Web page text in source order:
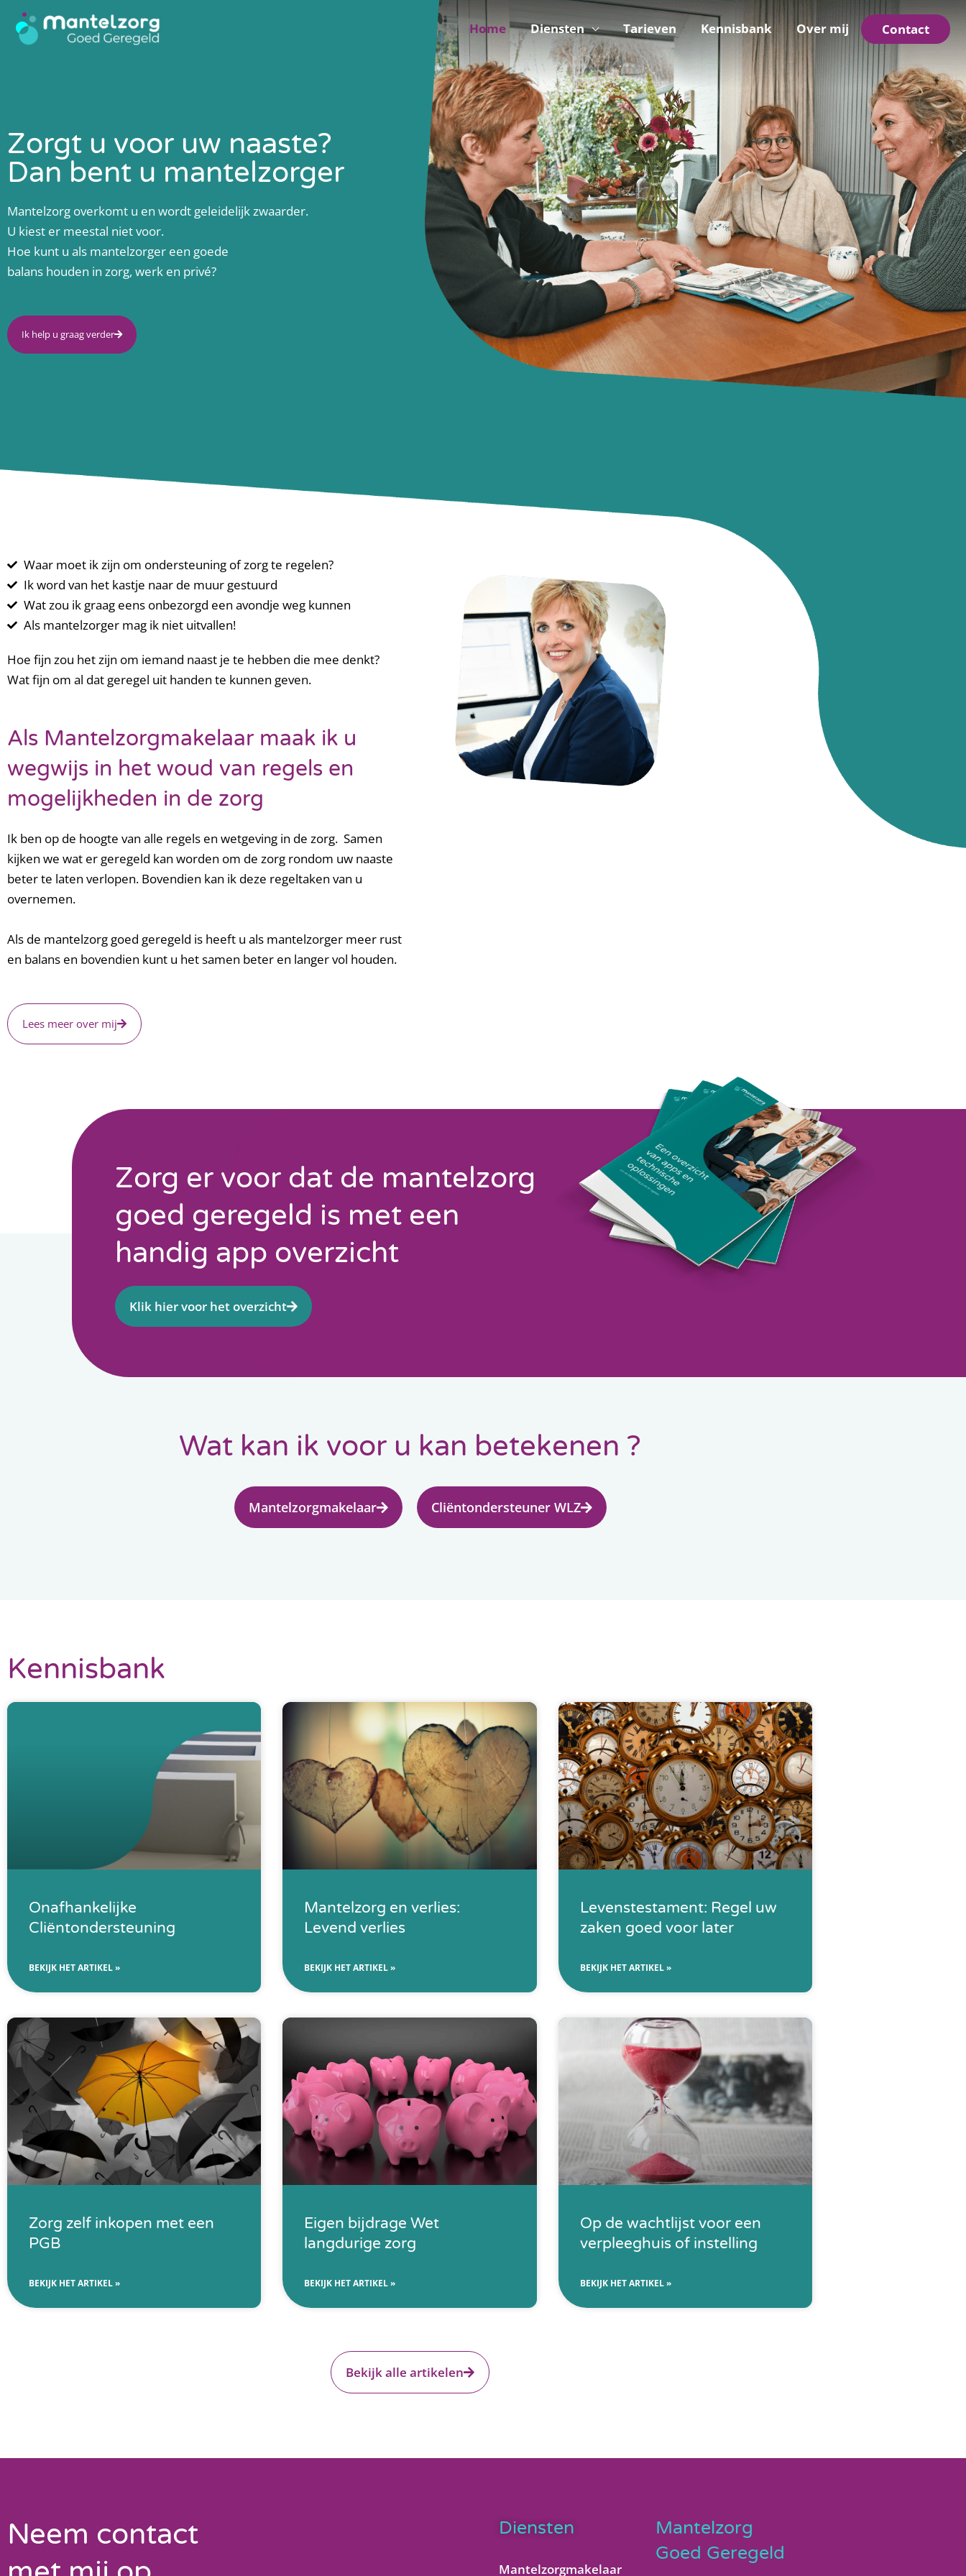
naar
Home Diensten Tarieven Kennisbank Over mij Contact
Zorgt u voor uw naaste?
Dan bent u mantelzorger
Mantelzorg overkomt u en wordt geleidelijk zwaarder.
U kiest er meestal niet voor.
Hoe kunt u als mantelzorger een goede
balans houden in zorg, werk en privé?
Ik help u graag verder
Waar moet ik zijn om ondersteuning of zorg te regelen?
Ik word van het kastje naar de muur gestuurd
Wat zou ik graag eens onbezorgd een avondje weg kunnen
Als mantelzorger mag ik niet uitvallen!
Hoe fijn zou het zijn om iemand naast je te hebben die mee denkt?
Wat fijn om al dat geregel uit handen te kunnen geven.
Als Mantelzorgmakelaar maak ik u
wegwijs in het woud van regels en
mogelijkheden in de zorg
Ik ben op de hoogte van alle regels en wetgeving in de zorg. Samen
kijken we wat er geregeld kan worden om de zorg rondom uw naaste
beter te laten verlopen. Bovendien kan ik deze regeltaken van u
overnemen.
Als de mantelzorg goed geregeld is heeft u als mantelzorger meer rust
en balans en bovendien kunt u het samen beter en langer vol houden.
Lees meer over mij
Zorg er voor dat de mantelzorg
goed geregeld is met een
handig app overzicht
Klik hier voor het overzicht
Wat kan ik voor u kan betekenen ?
Mantelzorgmakelaar Cliëntondersteuner WLZ
Kennisbank
Onafhankelijke
Cliëntondersteuning
BEKIJK HET ARTIKEL »
Mantelzorg en verlies:
Levend verlies
BEKIJK HET ARTIKEL »
Levenstestament: Regel uw
zaken goed voor later
BEKIJK HET ARTIKEL »
Zorg zelf inkopen met een
PGB
BEKIJK HET ARTIKEL »
Eigen bijdrage Wet
langdurige zorg
BEKIJK HET ARTIKEL »
Op de wachtlijst voor een
verpleeghuis of instelling
BEKIJK HET ARTIKEL »
Bekijk alle artikelen
Neem contact
Diensten
Mantelzorgmakelaar
Mantelzorg
Goed Geregeld